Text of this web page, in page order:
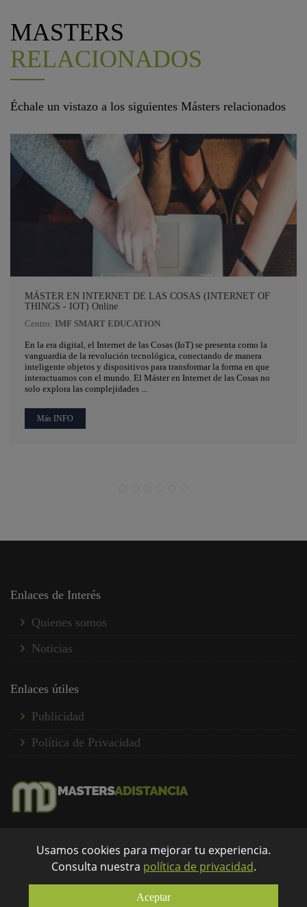
MASTERS
RELACIONADOS
Échale un vistazo a los siguientes Másters relacionados
MÁSTER EN INTERNET DE LAS COSAS (INTERNET OF
THINGS - IOT) Online
Centro: IMF SMART EDUCATION
En la era digital, el Internet de las Cosas (IoT) se presenta como la
vanguardia de la revolución tecnológica, conectando de manera
inteligente objetos y dispositivos para transformar la forma en que
interactuamos con el mundo. El Máster en Internet de las Cosas no
solo explora las complejidades ...
Más INFO
Enlaces de Interés
Quienes somos
Noticias
Enlaces útiles
Publicidad
Política de Privacidad
amplia oferta formativa a distancia de forma rápida y
info@mastersadistancia.com
Usamos cookies para mejorar tu experiencia.
Consulta nuestra política de privacidad.
Aceptar